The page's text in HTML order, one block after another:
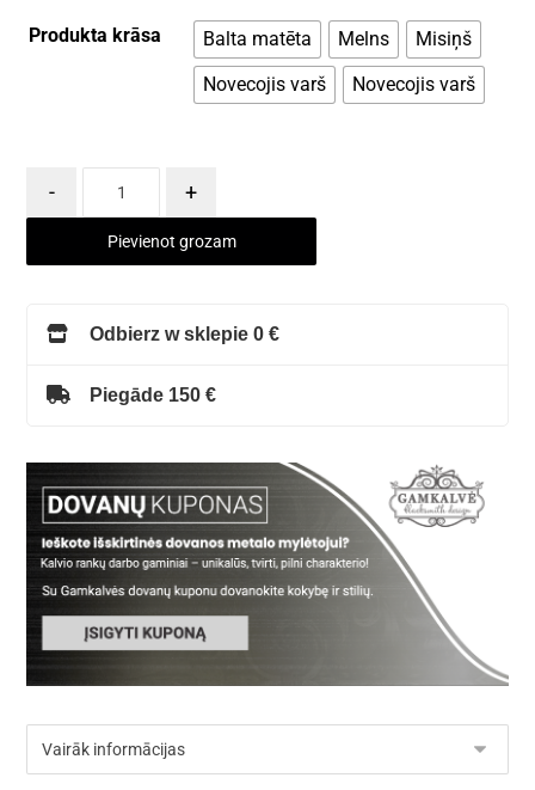
Produkta krāsa Balta matēta Melns
Misiņš
Novecojis varš
Novecojis varš
- +
Pievienot grozam
Odbierz w sklepie 0 €
Piegāde 150 €